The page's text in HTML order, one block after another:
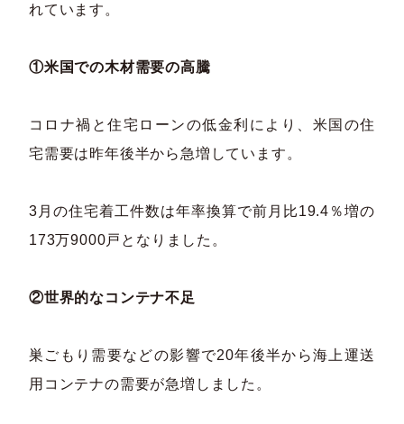
れています。
①米国での木材需要の高騰
コロナ禍と住宅ローンの低金利により、米国の住
宅需要は昨年後半から急増しています。
3月の住宅着工件数は年率換算で前月比19.4％増の
173万9000戸となりました。
②世界的なコンテナ不足
巣ごもり需要などの影響で20年後半から海上運送
用コンテナの需要が急増しました。